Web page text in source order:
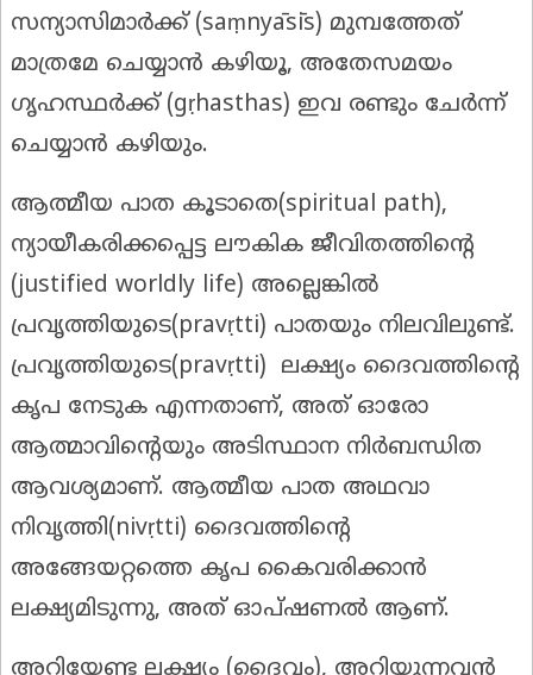
സന്യാസിമാർക്ക് (saṃnyāsīs) മുമ്പത്തേത്
മാത്രമേ ചെയ്യാൻ കഴിയൂ, അതേസമയം
ഗൃഹസ്ഥർക്ക് (gṛhasthas) ഇവ രണ്ടും ചേർന്ന്
ചെയ്യാൻ കഴിയും.
ആത്മീയ പാത കൂടാതെ(spiritual path),
ന്യായീകരിക്കപ്പെട്ട ലൗകിക ജീവിതത്തിന്റെ
(justified worldly life) അല്ലെങ്കിൽ
പ്രവൃത്തിയുടെ(pravṛtti) പാതയും നിലവിലുണ്ട്.
പ്രവൃത്തിയുടെ(pravṛtti) ലക്ഷ്യം ദൈവത്തിന്റെ
കൃപ നേടുക എന്നതാണ്, അത് ഓരോ
ആത്മാവിന്റെയും അടിസ്ഥാന നിർബന്ധിത
ആവശ്യമാണ്. ആത്മീയ പാത അഥവാ
നിവൃത്തി(nivṛtti) ദൈവത്തിന്റെ
അങ്ങേയറ്റത്തെ കൃപ കൈവരിക്കാൻ
ലക്ഷ്യമിടുന്നു, അത് ഓപ്ഷണൽ ആണ്.
അറിയേണ്ട ലക്ഷ്യം (ദൈവം), അറിയുന്നവൻ